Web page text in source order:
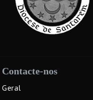
Contacte-nos
Geral